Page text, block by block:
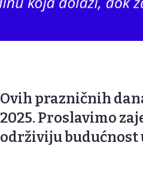
Ovih prazničnih
2025. Proslavimo
održiviju budućnost